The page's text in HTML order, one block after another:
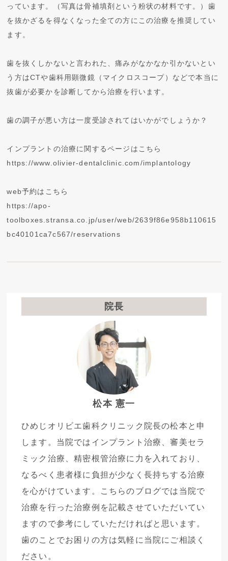
っています。（写真は骨補填剤という粉状の材料です。）歯
を抜かざるを得なくなった全ての方にこの治療を推奨してい
ます。
歯を抜くしかないと言われた、痛みがなかなか引かないとい
う方はCTや歯科用顕微鏡（マイクロスコープ）などで本当に
抜歯が必要かを診断してから治療を行います。
歯の調子が悪い方は一度受診されてはいかがでしょうか？
インプラントの治療に関するページはこちら
https://www.olivier-dentalclinic.com/implantology
web予約はこちら
https://apo-
toolboxes.stransa.co.jp/user/web/2639f86e958b110615
bc40101ca7c567/reservations
院長
松本 憲一
ひめじオリビエ歯科クリニック院長の松本と申
します。当院ではインプラント治療、審美セラ
ミック治療、精密根管治療に力を入れており、
なるべく患者様に負担が少なく長持ちする治療
を心がけています。こちらのブログでは当院で
治療を行った治療例を記載させていただいてい
ますので参考にしていただければと思います。
歯のことでお困りの方は気軽に当院にご相談く
ださい。